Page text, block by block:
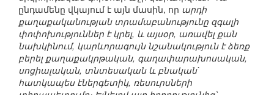
ընդամենը վկայում է այն մասին, որ արդի
քաղաքականության տրամաբանությունը զգալի
փոփոխություններ է կրել, և այսօր, առավել քան
նախկինում, կարևորագույն նշանակություն է ձեռք
բերել քաղաքակրթական, գաղափարախոսական,
սոցիալական, տնտեսական և բնական`
հատկապես էներգետիկ, ռեսուրսների